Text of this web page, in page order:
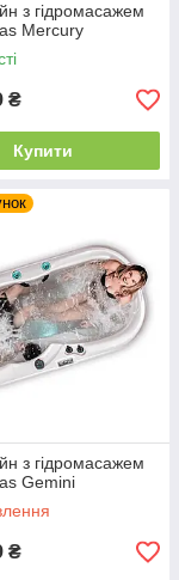
з гідромасажем
Mercury
₴
Купити
з гідромасажем
Gemini
₴